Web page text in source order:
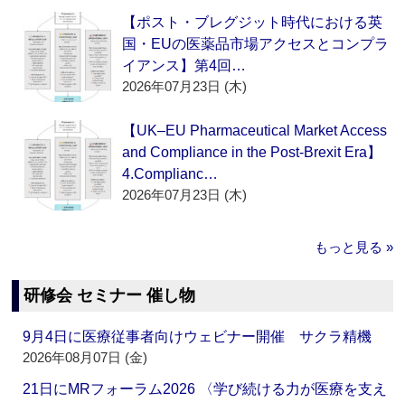
【ポスト・ブレグジット時代における英
国・EUの医薬品市場アクセスとコンプラ
イアンス】第4回…
2026年07月23日 (木)
【UK–EU Pharmaceutical Market Access
and Compliance in the Post-Brexit Era】
4.Complianc…
2026年07月23日 (木)
もっと見る »
研修会 セミナー 催し物
9月4日に医療従事者向けウェビナー開催 サクラ精機
2026年08月07日 (金)
21日にMRフォーラム2026 〈学び続ける力が医療を支え